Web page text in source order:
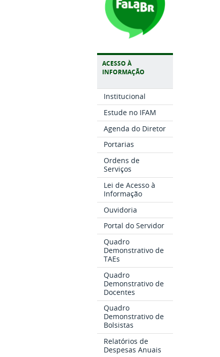
ACESSO À
INFORMAÇÃO
Institucional
Estude no IFAM
Agenda do Diretor
Portarias
Ordens de
Serviços
Lei de Acesso à
Informação
Ouvidoria
Portal do Servidor
Quadro
Demonstrativo de
TAEs
Quadro
Demonstrativo de
Docentes
Quadro
Demonstrativo de
Bolsistas
Relatórios de
Despesas Anuais